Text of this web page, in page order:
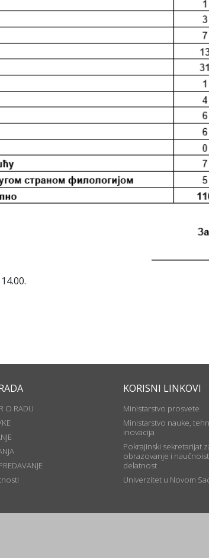
O RADU
KORISNI LINKOVI
Ministarstvo prosvete
Ministarstvo nauke,
inovacija
Pokrajinski sekretarijat
obrazovanje i
delatnost
Univerzitet u Novom